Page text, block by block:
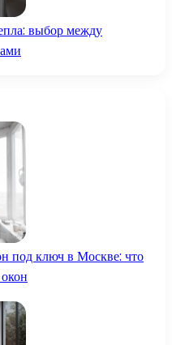
выбор между
под ключ в Москве: что